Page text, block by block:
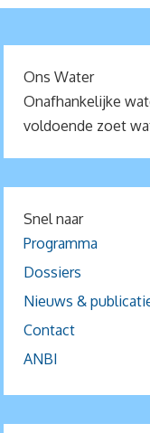
Ons Water
Onafhankelijke
voldoende zoet
Snel naar
Programma
Dossiers
Nieuws &
Contact
ANBI